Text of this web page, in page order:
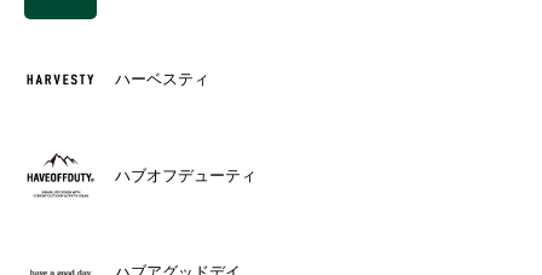
ハーベスティ
ハブオフデューティ